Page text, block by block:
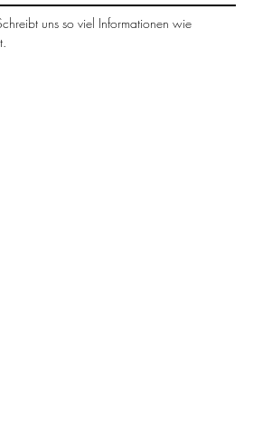
uns so viel Informationen wie